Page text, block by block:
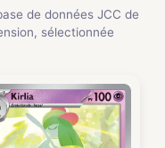
de données JCC de
sélectionnée